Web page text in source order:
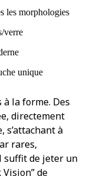
les morphologies
verre
unique
à la forme. Des
directement
s’attachant à
rares,
suffit de jeter un
de